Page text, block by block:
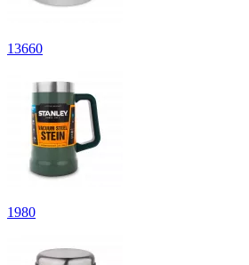
13660
1980